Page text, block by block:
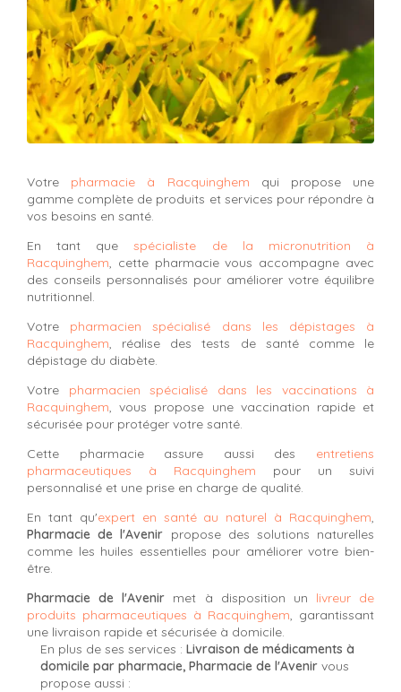
Votre pharmacie à Racquinghem qui propose une
gamme complète de produits et services pour répondre à
vos besoins en santé.
En tant quespécialiste de la micronutrition à
Racquinghem, cette pharmacie vous accompagne avec
des conseils personnalisés pour améliorer votre équilibre
nutritionnel.
Votre pharmacien spécialisé dans les dépistages à
Racquinghem, réalise des tests de santé comme le
dépistage du diabète.
Votre pharmacien spécialisé dans les vaccinations à
Racquinghem, vous propose une vaccination rapide et
sécurisée pour protéger votre santé.
Cette pharmacie assure aussi des entretiens
pharmaceutiques à Racquinghem pour un suivi
personnalisé et une prise en charge de qualité.
En tant qu'expert en santé au naturel à Racquinghem,
Pharmacie de l'Avenir propose des solutions naturelles
comme les huiles essentielles pour améliorer votre bien-
être.
Pharmacie de l'Avenir met à disposition un livreur de
produits pharmaceutiques à Racquinghem, garantissant
une livraison rapide et sécurisée à domicile.
En plus de ses services : Livraison de médicaments à
domicile par pharmacie, Pharmacie de l'Avenir vous
propose aussi :